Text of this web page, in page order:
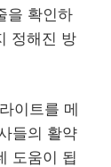
을 확인하
정해진 방
이트를 메
들의 활약
도움이 됩